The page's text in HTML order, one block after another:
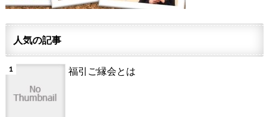
人気の記事
福引ご縁会とは